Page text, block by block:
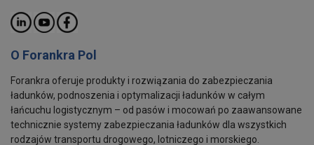
O Forankra Pol
Forankra oferuje produkty i rozwiązania do zabezpieczania
ładunków, podnoszenia i optymalizacji ładunków w całym
łańcuchu logistycznym – od pasów i mocowań po zaawansowane
technicznie systemy zabezpieczania ładunków dla wszystkich
rodzajów transportu drogowego, lotniczego i morskiego.